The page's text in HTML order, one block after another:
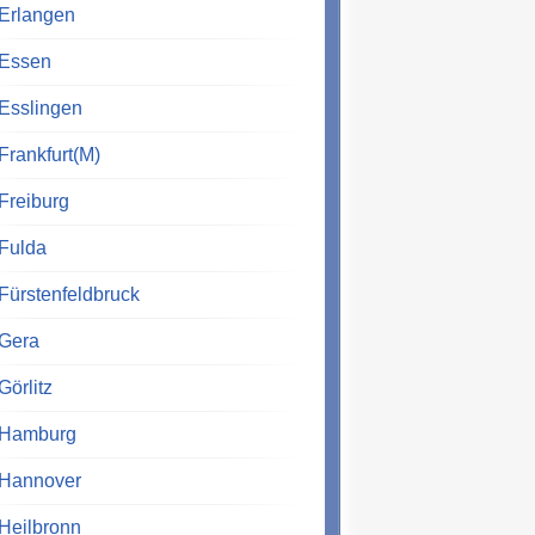
Erlangen
Essen
Esslingen
Frankfurt(M)
Freiburg
Fulda
Fürstenfeldbruck
Hamburg
Hannover
Heilbronn